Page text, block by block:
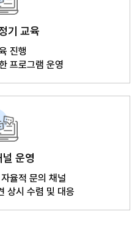
기 교육
진행
프로그램 운영
운영
율적 문의 채널
상시 수렴 및 대응